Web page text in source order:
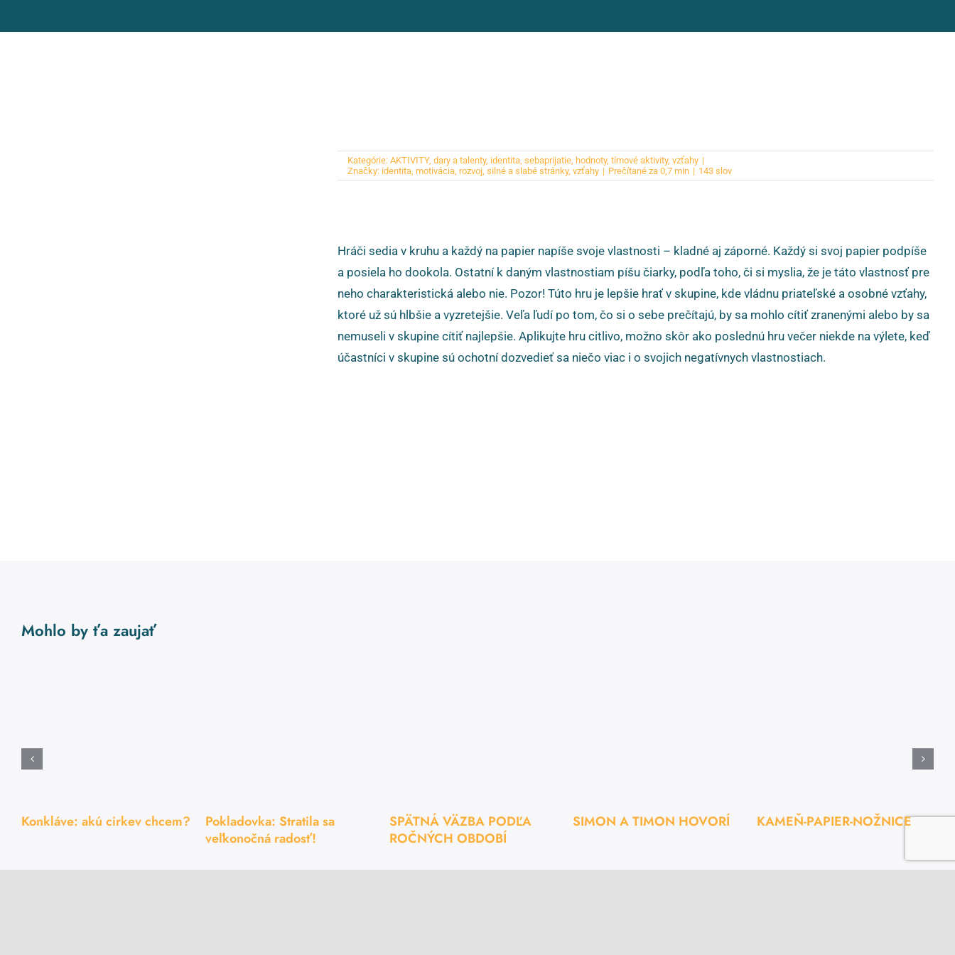
Kategórie: AKTIVITY, dary a talenty, identita, sebaprijatie, hodnoty, tímové aktivity, vzťahy |
Značky: identita, motivácia, rozvoj, silné a slabé stránky, vzťahy | Prečítané za 0,7 min | 143 slov
Hráči sedia v kruhu a každý na papier napíše svoje vlastnosti – kladné aj záporné. Každý si svoj papier podpíše
a posiela ho dookola. Ostatní k daným vlastnostiam píšu čiarky, podľa toho, či si myslia, že je táto vlastnosť pre
neho charakteristická alebo nie. Pozor! Túto hru je lepšie hrať v skupine, kde vládnu priateľské a osobné vzťahy,
ktoré už sú hlbšie a vyzretejšie. Veľa ľudí po tom, čo si o sebe prečítajú, by sa mohlo cítiť zranenými alebo by sa
nemuseli v skupine cítiť najlepšie. Aplikujte hru citlivo, možno skôr ako poslednú hru večer niekde na výlete, keď
účastníci v skupine sú ochotní dozvedieť sa niečo viac i o svojich negatívnych vlastnostiach.
Mohlo by ťa zaujať
Konkláve: akú cirkev chcem?
Pokladovka: Stratila sa
veľkonočná radosť!
SPÄTNÁ VÄZBA PODĽA
ROČNÝCH OBDOBÍ
SIMON A TIMON HOVORÍ KAMEŇ-PAPIER-NOŽNICE